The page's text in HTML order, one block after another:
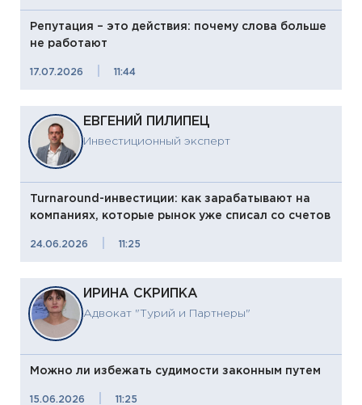
Репутация – это действия: почему слова больше
не работают
17.07.2026 11:44
ЕВГЕНИЙ ПИЛИПЕЦ
Инвестиционный эксперт
Turnaround-инвестиции: как зарабатывают на
компаниях, которые рынок уже списал со счетов
24.06.2026 11:25
ИРИНА СКРИПКА
Адвокат "Турий и Партнеры"
Можно ли избежать судимости законным путем
15.06.2026 11:25